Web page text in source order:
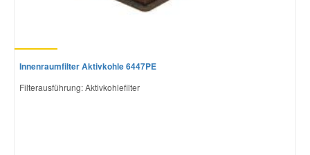
Innenraumfilter Aktivkohle 6447PE
Filterausführung: Aktivkohlefilter